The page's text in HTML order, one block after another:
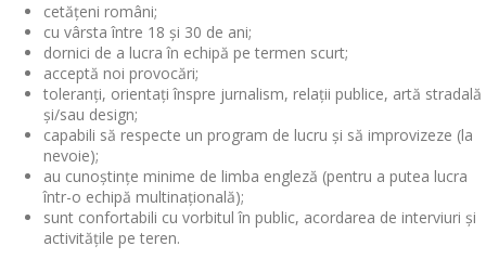
cetățeni români;
cu vârsta între 18 și 30 de ani;
dornici de a lucra în echipă pe termen scurt;
acceptă noi provocări;
toleranți, orientați înspre jurnalism, relații publice, artă stradală
și/sau design;
capabili să respecte un program de lucru și să improvizeze (la
nevoie);
au cunoștințe minime de limba engleză (pentru a putea lucra
într-o echipă multinațională);
sunt confortabili cu vorbitul în public, acordarea de interviuri și
activitățile pe teren.